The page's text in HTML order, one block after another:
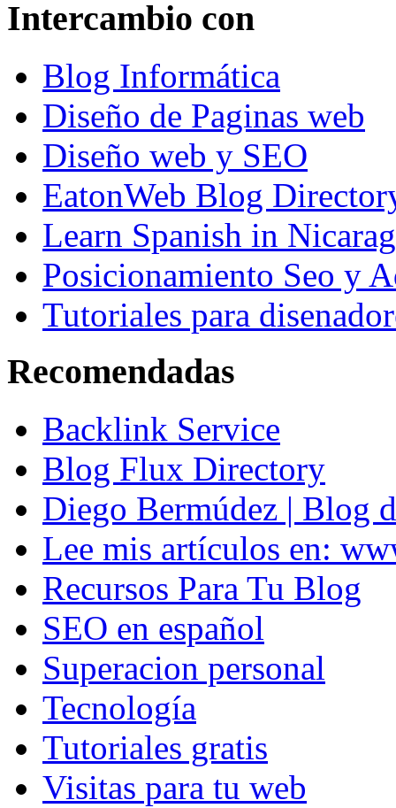
Intercambio con
Blog Informática
Diseño de Paginas web
Diseño web y SEO
EatonWeb Blog
Learn Spanish in
Posicionamiento Seo y
Tutoriales para
Recomendadas
Backlink Service
Blog Flux Directory
Diego Bermúdez | Blog
Lee mis artículos en:
Recursos Para Tu Blog
SEO en español
Superacion personal
Tecnología
Tutoriales gratis
Visitas para tu web